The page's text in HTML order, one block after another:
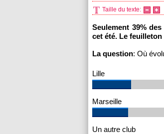
Taille du texte:
Seulement 39%
cet été. Le
La question: Où
Lille
Marseille
Un autre club